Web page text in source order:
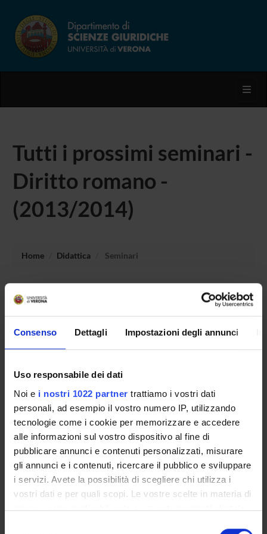
Consenso Dettagli Impostazioni degli annunci
Uso responsabile dei dati
Noi e i nostri 1022 partner trattiamo i vostri dati
personali, ad esempio il vostro numero IP, utilizzando
tecnologie come i cookie per memorizzare e accedere
alle informazioni sul vostro dispositivo al fine di
pubblicare annunci e contenuti personalizzati, misurare
gli annunci e i contenuti, ricercare il pubblico e sviluppare
i servizi. Avete la possibilità di scegliere chi utilizza i
vostri dati e per quali scopi. Le vostre scelte in materia di
privacy sono applicabili solo su questa proprietà digitale
Tutti i prossimi seminari -
Diritto romano -
(2013/2014)
Home Didattica Seminari
all'insegnamento Diritto romano.
DOTTORATI DI RICERCA E FORMAZIONE
SUPERIORE
Contatti
Persone
Luoghi
Calendario